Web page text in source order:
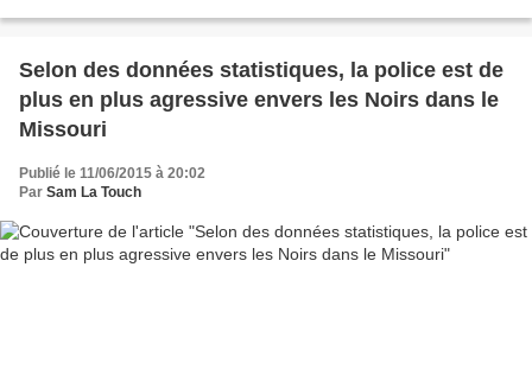
Selon des données statistiques, la police est de
plus en plus agressive envers les Noirs dans le
Missouri
Publié le 11/06/2015 à 20:02
Par Sam La Touch